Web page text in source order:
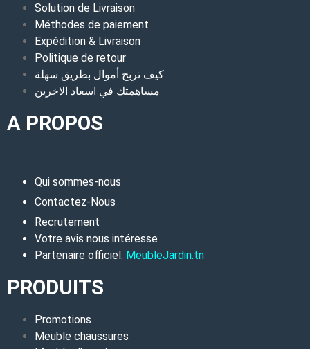
Solution de Livraison
Méthodes de paiement
Expédition & Livraison
Politique de retour
كيف تربح أموال بطريق سهلة
مساهمتك في اسعاد الاخرين
A PROPOS
Qui sommes-nous
Contactez-Nous
Recrutement
Votre avis nous intéresse
Partenaire officiel: MeubleJardin.tn
PRODUITS
Promotions
Meuble chaussures